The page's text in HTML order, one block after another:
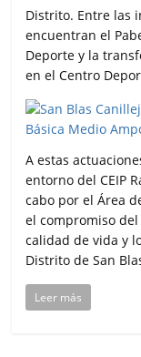
Distrito. Entre las
encuentran el
Deporte y la
en el Centro
A estas
entorno del CEIP
cabo por el Área
el compromiso
calidad de vida y
Distrito de San
Leer más